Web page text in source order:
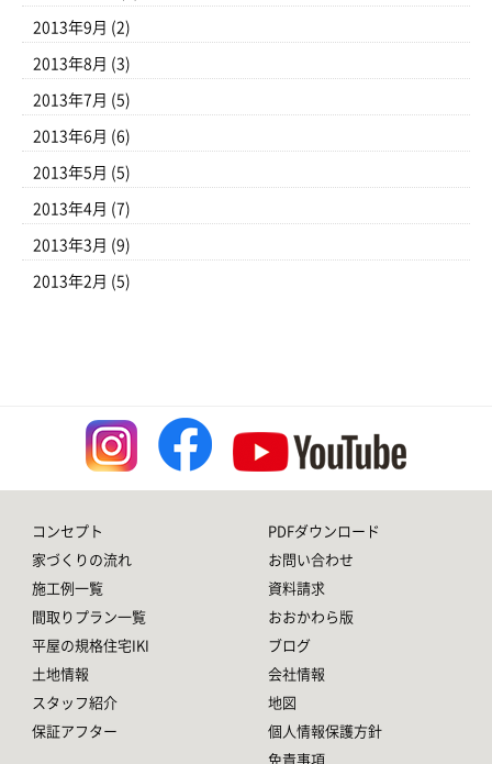
2013年9月 (2)
2013年8月 (3)
2013年7月 (5)
2013年6月 (6)
2013年5月 (5)
2013年4月 (7)
2013年3月 (9)
2013年2月 (5)
コンセプト
家づくりの流れ
施工例一覧
間取りプラン一覧
平屋の規格住宅IKI
土地情報
スタッフ紹介
保証アフター
PDFダウンロード
お問い合わせ
資料請求
おおかわら版
ブログ
会社情報
地図
個人情報保護方針
免責事項